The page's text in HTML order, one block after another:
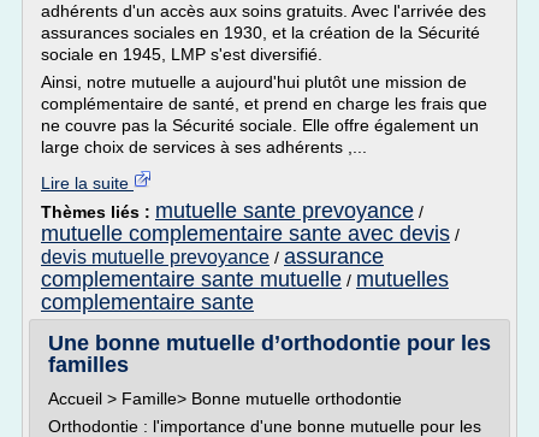
adhérents d'un accès aux soins gratuits. Avec l'arrivée des
assurances sociales en 1930, et la création de la Sécurité
sociale en 1945, LMP s'est diversifié.
Ainsi, notre mutuelle a aujourd'hui plutôt une mission de
complémentaire de santé, et prend en charge les frais que
ne couvre pas la Sécurité sociale. Elle offre également un
large choix de services à ses adhérents ,...
Lire la suite
Thèmes liés : mutuelle sante prevoyance /
mutuelle complementaire sante avec devis /
devis mutuelle prevoyance / assurance
complementaire sante mutuelle / mutuelles
complementaire sante
Une bonne mutuelle d’orthodontie pour les
familles
Accueil > Famille> Bonne mutuelle orthodontie
Orthodontie : l'importance d'une bonne mutuelle pour les